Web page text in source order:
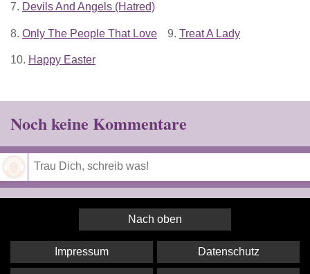
7. Devils And Angels (Hatred)
8. Only The People That Love 9. Treat A Lady
10. Happy Easter
Noch keine Kommentare
Nach oben
Impressum Datenschutz